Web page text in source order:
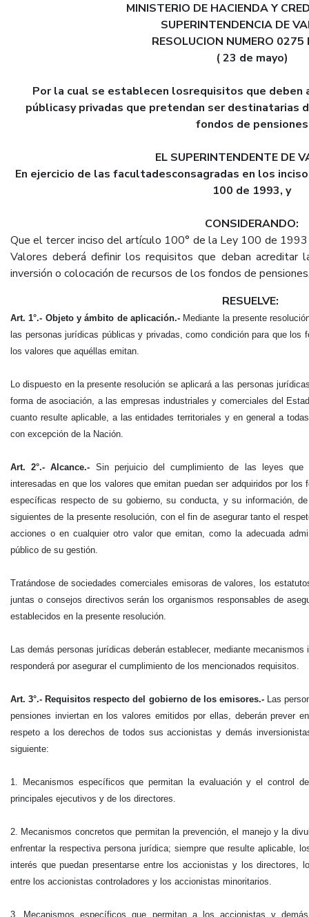
MINISTERIO DE HACIENDA Y
SUPERINTENDENCIA DE
RESOLUCION NUMERO
( 23 de mayo)
Por la cual se establecen losrequisitos que deben
públicasy privadas que pretendan ser destinatarias
fondos de pensiones
EL SUPERINTENDENTE DE
En ejercicio de las facultadesconsagradas en los
100 de 1993, y
CONSIDERANDO:
Que el tercer inciso del artículo 100° de la Ley 100 de
Valores deberá definir los requisitos que deban acreditar
inversión o colocación de recursos de los fondos de
RESUELVE:
Art. 1°.- Objeto y ámbito de aplicación.-Mediante la presente
las personas jurídicas públicas y privadas, como condición para que los
los valores que aquéllas emitan.
Lo dispuesto en la presente resolución se aplicará a las personas
forma de asociación, a las empresas industriales y comerciales del
cuanto resulte aplicable, a las entidades territoriales y en general a
con excepción de la Nación.
Art. 2°.- Alcance.- Sin perjuicio del cumplimiento de las leyes
interesadas en que los valores que emitan puedan ser adquiridos por los
específicas respecto de su gobierno, su conducta, y su información,
siguientes de la presente resolución, con el fin de asegurar tanto el
acciones o en cualquier otro valor que emitan, como la adecuada
público de su gestión.
Tratándose de sociedades comerciales emisoras de valores, los
juntas o consejos directivos serán los organismos responsables de
establecidos en la presente resolución.
Las demás personas jurídicas deberán establecer, mediante
responderá por asegurar el cumplimiento de los mencionados requisitos.
Art. 3°.- Requisitos respecto del gobierno de los emisores.-Las
pensiones inviertan en los valores emitidos por ellas, deberán prever
respeto a los derechos de todos sus accionistas y demás
siguiente:
1. Mecanismos específicos que permitan la evaluación y el control
principales ejecutivos y de los directores.
2. Mecanismos concretos que permitan la prevención, el manejo y la
enfrentar la respectiva persona jurídica; siempre que resulte aplicable,
interés que puedan presentarse entre los accionistas y los directores,
entre los accionistas controladores y los accionistas minoritarios.
3. Mecanismos específicos que permitan a los accionistas y